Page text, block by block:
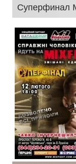
Суперфинал